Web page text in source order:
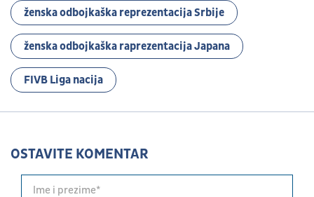
ženska odbojkaška reprezentacija Srbije
ženska odbojkaška raprezentacija Japana
FIVB Liga nacija
OSTAVITE KOMENTAR